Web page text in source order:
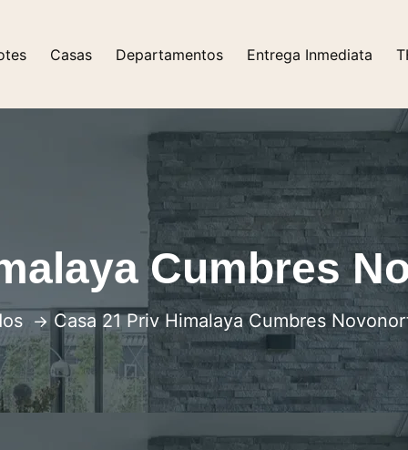
Casas Departamentos Entrega Inmediata
Cumbres
Casa 21 Priv Himalaya Cumbres